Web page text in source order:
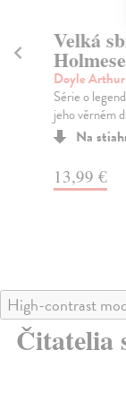
Velká
Holmese
Doyle
Série o
jeho věrném
Na
13,99 €
High-contrast
Čitatelia